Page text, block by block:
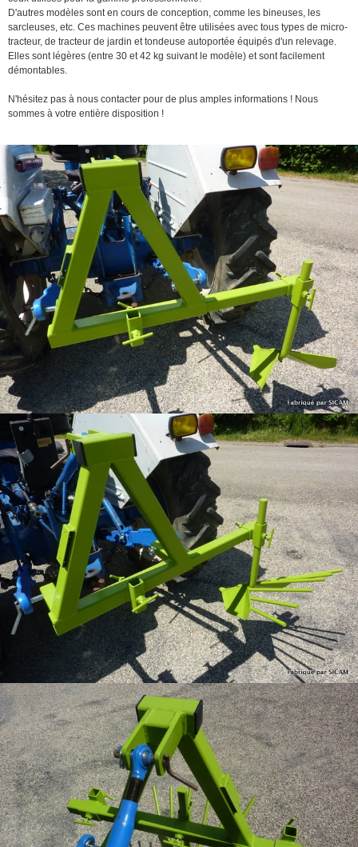
D'autres modèles sont en cours de conception, comme les bineuses, les
sarcleuses, etc. Ces machines peuvent être utilisées avec tous types de micro-
tracteur, de tracteur de jardin et tondeuse autoportée équipés d'un relevage.
Elles sont légères (entre 30 et 42 kg suivant le modèle) et sont facilement
démontables.
N'hésitez pas à nous contacter pour de plus amples informations ! Nous
sommes à votre entière disposition !